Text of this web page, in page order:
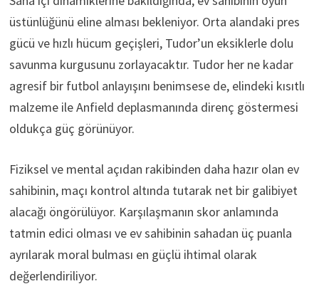
üstünlüğünü eline alması bekleniyor. Orta alandaki pres
gücü ve hızlı hücum geçişleri, Tudor’un eksiklerle dolu
savunma kurgusunu zorlayacaktır. Tudor her ne kadar
agresif bir futbol anlayışını benimsese de, elindeki kısıtlı
malzeme ile Anfield deplasmanında direnç göstermesi
oldukça güç görünüyor.
Fiziksel ve mental açıdan rakibinden daha hazır olan ev
sahibinin, maçı kontrol altında tutarak net bir galibiyet
alacağı öngörülüyor. Karşılaşmanın skor anlamında
tatmin edici olması ve ev sahibinin sahadan üç puanla
ayrılarak moral bulması en güçlü ihtimal olarak
değerlendiriliyor.